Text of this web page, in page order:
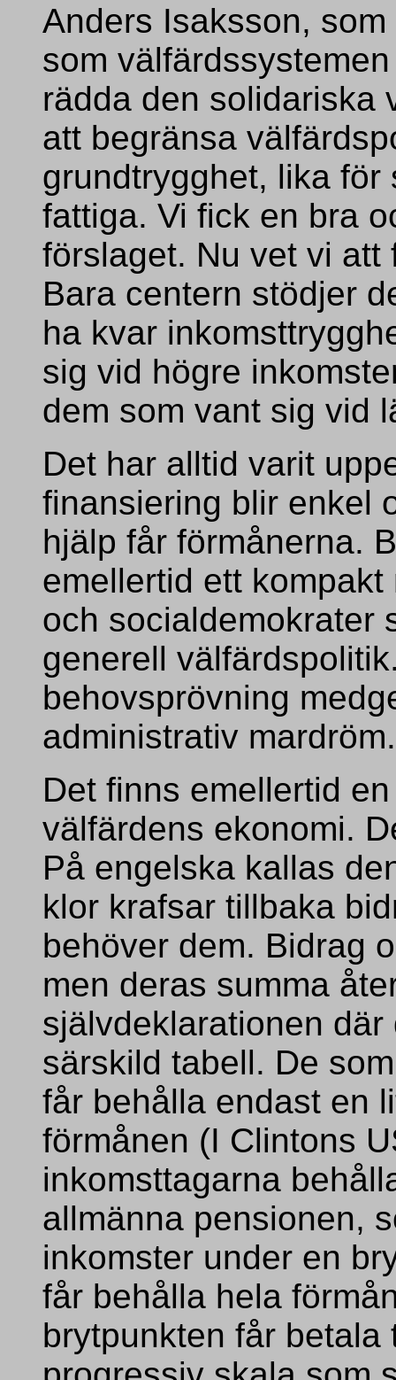
Anders Isaksson,
som
rädda den solidariska
att begränsa
grundtrygghet, lika
fattiga. Vi fick en bra
förslaget. Nu vet vi
Bara centern stödjer
ha kvar
sig vid högre
dem som vant sig vid
Det har alltid varit
finansiering blir enkel
hjälp får förmånerna.
emellertid ett
och socialdemokrater
generell
behovsprövning
administrativ mardröm.
Det finns emellertid
välfärdens ekonomi.
På engelska kallas
klor krafsar tillbaka
behöver dem. Bidrag
men deras summa
självdeklarationen
särskild tabell. De
får behålla endast en
förmånen (I Clintons
inkomsttagarna
allmänna pensionen,
inkomster under en
får behålla hela
brytpunkten får